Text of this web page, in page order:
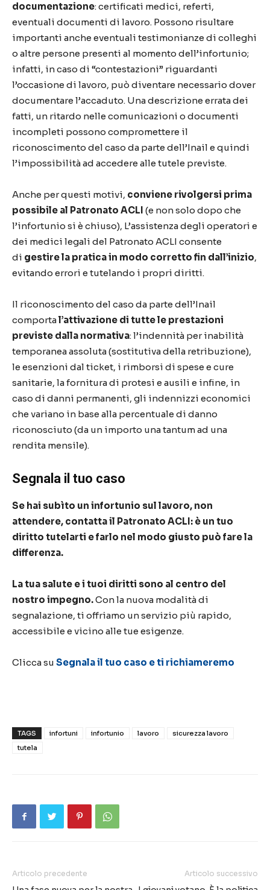
documentazione: certificati medici, referti,
eventuali documenti di lavoro. Possono risultare
importanti anche eventuali testimonianze di colleghi
o altre persone presenti al momento dell’infortunio;
infatti, in caso di “contestazioni” riguardanti
l’occasione di lavoro, può diventare necessario dover
documentare l’accaduto. Una descrizione errata dei
fatti, un ritardo nelle comunicazioni o documenti
incompleti possono compromettere il
riconoscimento del caso da parte dell’Inail e quindi
l’impossibilità ad accedere alle tutele previste.
Anche per questi motivi, conviene rivolgersi prima
possibile al Patronato ACLI (e non solo dopo che
l’infortunio si è chiuso), L’assistenza degli operatori e
dei medici legali del Patronato ACLI consente
di gestire la pratica in modo corretto fin dall’inizio,
evitando errori e tutelando i propri diritti.
Il riconoscimento del caso da parte dell’Inail
comportal’attivazione di tutte le prestazioni
previste dalla normativa: l’indennità per inabilità
temporanea assoluta (sostitutiva della retribuzione),
le esenzioni dal ticket, i rimborsi di spese e cure
sanitarie, la fornitura di protesi e ausili e infine, in
caso di danni permanenti, gli indennizzi economici
che variano in base alla percentuale di danno
riconosciuto (da un importo una tantum ad una
rendita mensile).
Segnala il tuo caso
Se hai subìto un infortunio sul lavoro, non
attendere, contatta il Patronato ACLI: è un tuo
diritto tutelarti e farlo nel modo giusto può fare la
differenza.
La tua salute e i tuoi diritti sono al centro del
nostro impegno.Con la nuova modalità di
segnalazione, ti offriamo un servizio più rapido,
accessibile e vicino alle tue esigenze.
Clicca su Segnala il tuo caso e ti richiameremo
TAGS infortuni infortunio lavoro
sicurezza lavoro
tutela
Articolo precedente Articolo successivo